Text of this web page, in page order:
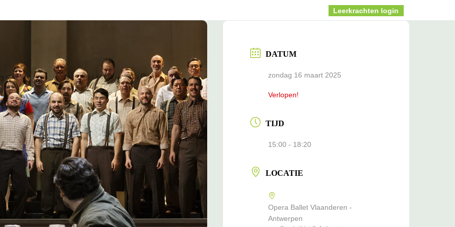
Leerkrachten login
DATUM
zondag 16 maart 2025
Verlopen!
TIJD
15:00 - 18:20
LOCATIE
Opera Ballet Vlaanderen -
Antwerpen